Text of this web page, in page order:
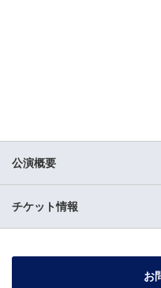
公演概要
チケット情報
お